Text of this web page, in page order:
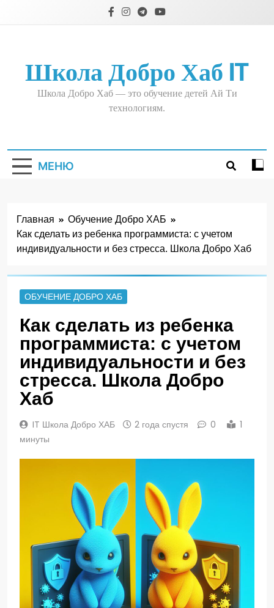
Школа Добро Хаб IT
Школа Добро Хаб — это обучение детей Ай Ти
технологиям.
МЕНЮ
Главная
Обучение Добро ХАБ
Как сделать из ребенка программиста: с учетом
индивидуальности и без стресса. Школа Добро Хаб
ОБУЧЕНИЕ ДОБРО ХАБ
Как сделать из ребенка
программиста: с учетом
индивидуальности и без
стресса. Школа Добро
Хаб
IT Школа Добро ХАБ 2 года спустя 0
1
минуты